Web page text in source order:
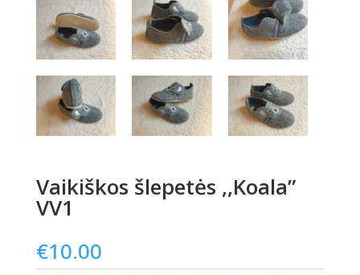
Vaikiškos šlepetės ,,Koala”
VV1
€10.00